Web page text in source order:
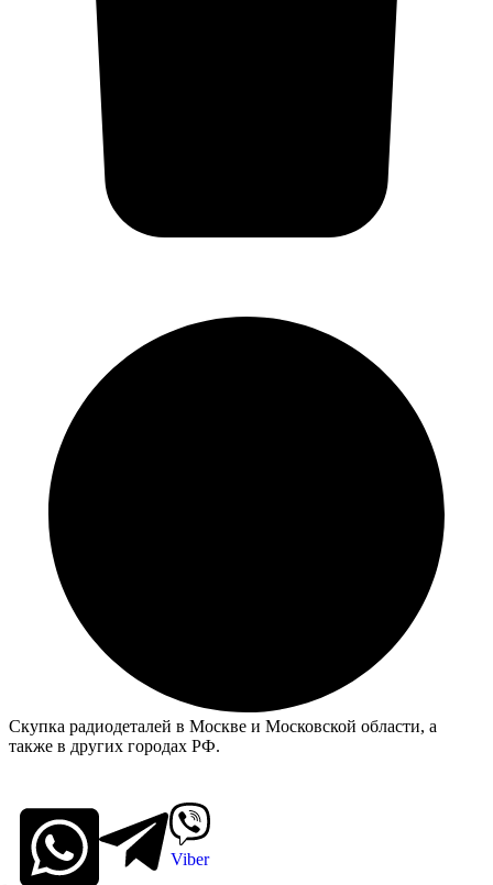
Скупка радиодеталей в Москве и Московской области, а
также в других городах РФ.
Viber